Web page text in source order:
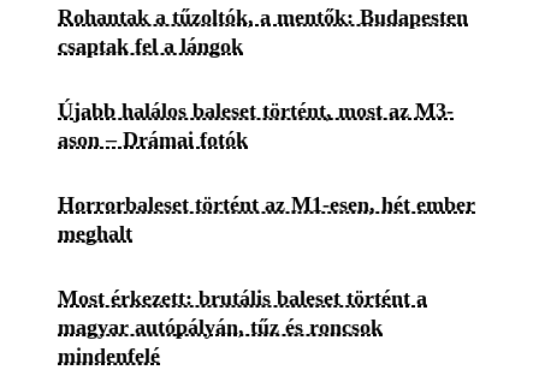
Rohantak a tűzoltók, a mentők: Budapesten
csaptak fel a lángok
Újabb halálos baleset történt, most az M3-
ason – Drámai fotók
Horrorbaleset történt az M1-esen, hét ember
meghalt
Most érkezett: brutális baleset történt a
magyar autópályán, tűz és roncsok
mindenfelé